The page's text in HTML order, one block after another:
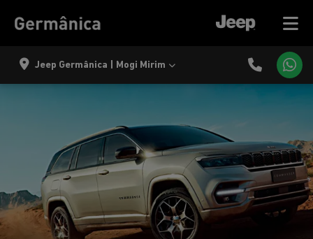
Jeep Germânica | Mogi Mirim